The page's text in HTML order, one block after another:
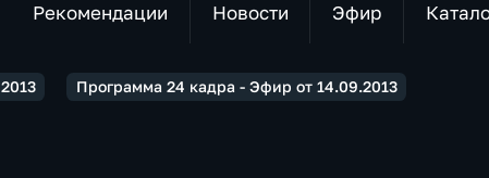
Рекомендации Новости Эфир
2013 Программа 24 кадра - Эфир от 14.09.2013